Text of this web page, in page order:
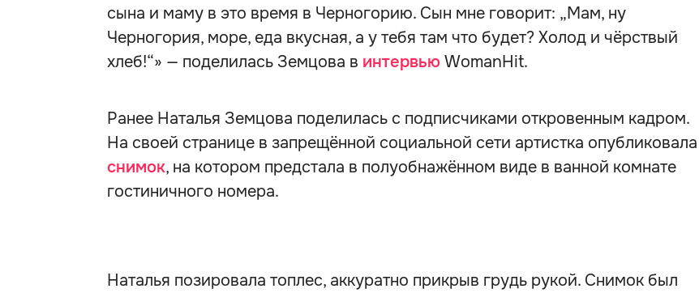
сына и маму в это время в Черногорию. Сын мне говорит: „Мам, ну
Черногория, море, еда вкусная, а у тебя там что будет? Холод и чёрствый
хлеб!“» — поделилась Земцова в интервью WomanHit.
Ранее Наталья Земцова поделилась с подписчиками откровенным кадром.
На своей странице в запрещённой социальной сети артистка опубликовала
снимок, на котором предстала в полуобнажённом виде в ванной комнате
гостиничного номера.
Наталья позировала топлес, аккуратно прикрыв грудь рукой. Снимок был